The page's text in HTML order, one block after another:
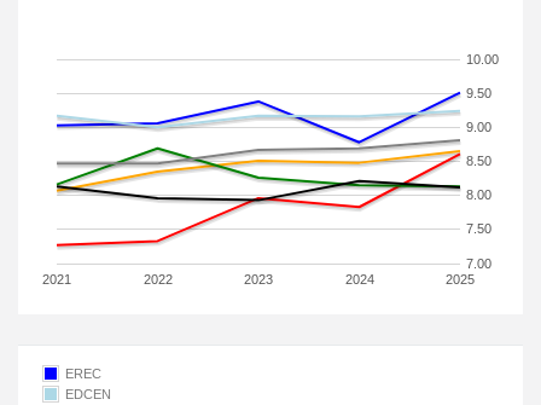
2021 2022 2023 2024 2025
7.00
7.50
8.00
8.50
9.00
9.50
10.00
EREC
EDCEN